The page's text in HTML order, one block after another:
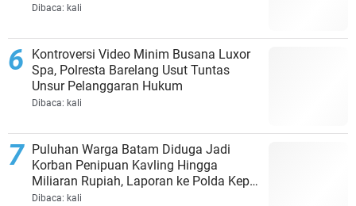
Dibaca: kali
Kontroversi Video Minim Busana Luxor
Spa, Polresta Barelang Usut Tuntas
Unsur Pelanggaran Hukum
Dibaca: kali
Puluhan Warga Batam Diduga Jadi
Korban Penipuan Kavling Hingga
Miliaran Rupiah, Laporan ke Polda Kepri
Jalan di Tempat?
Dibaca: kali